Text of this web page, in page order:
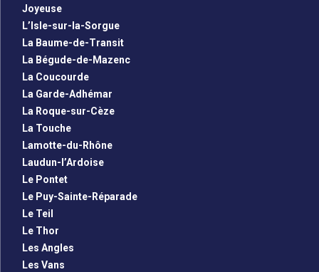
Joyeuse
L’Isle-sur-la-Sorgue
La Baume-de-Transit
La Bégude-de-Mazenc
La Coucourde
La Garde-Adhémar
La Roque-sur-Cèze
La Touche
Lamotte-du-Rhône
Laudun-l’Ardoise
Le Pontet
Le Puy-Sainte-Réparade
Le Teil
Le Thor
Les Angles
Les Vans